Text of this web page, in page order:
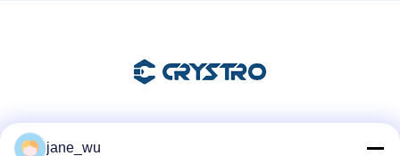
jane_wu